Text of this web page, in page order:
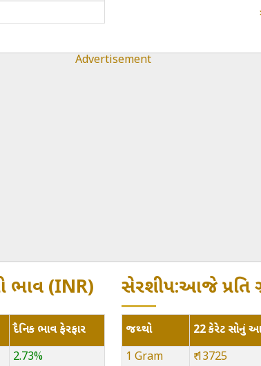
Advertisement
ભાવ (INR)
દૈનિક ભાવ ફેરફાર
2.73%
સેરશીપ:આજે પ્રતિ
જથ્થો 22 કેરેટ સોનું
1 Gram
₹ 13725